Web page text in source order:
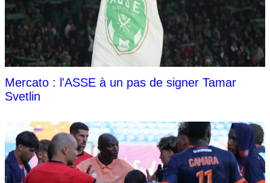
Mercato : l'ASSE à un pas de signer Tamar
Svetlin